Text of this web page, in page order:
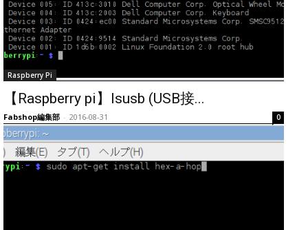
Raspberry Pi
【Raspberry pi】lsusb (USB接...
Fabshop編集部 - 2016-08-31 0